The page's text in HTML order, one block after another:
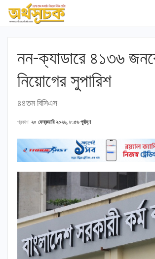
নন-ক্যাডারে ৪১৩৬
নিয়োগের সুপারিশ
৪৪তম বিসিএস
প্রকাশ ২০ ফেব্রুয়ারি ২০২৬, ৮:৫৬ পূর্বাহ্ণ